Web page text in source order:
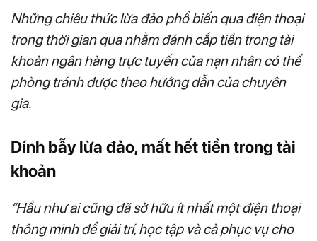
Những chiêu thức lừa đảo phổ biến qua điện thoại
trong thời gian qua nhằm đánh cắp tiền trong tài
khoản ngân hàng trực tuyến của nạn nhân có thể
phòng tránh được theo hướng dẫn của chuyên
gia.
Dính bẫy lừa đảo, mất hết tiền trong tài
khoản
“Hầu như ai cũng đã sở hữu ít nhất một điện thoại
thông minh để giải trí, học tập và cả phục vụ cho